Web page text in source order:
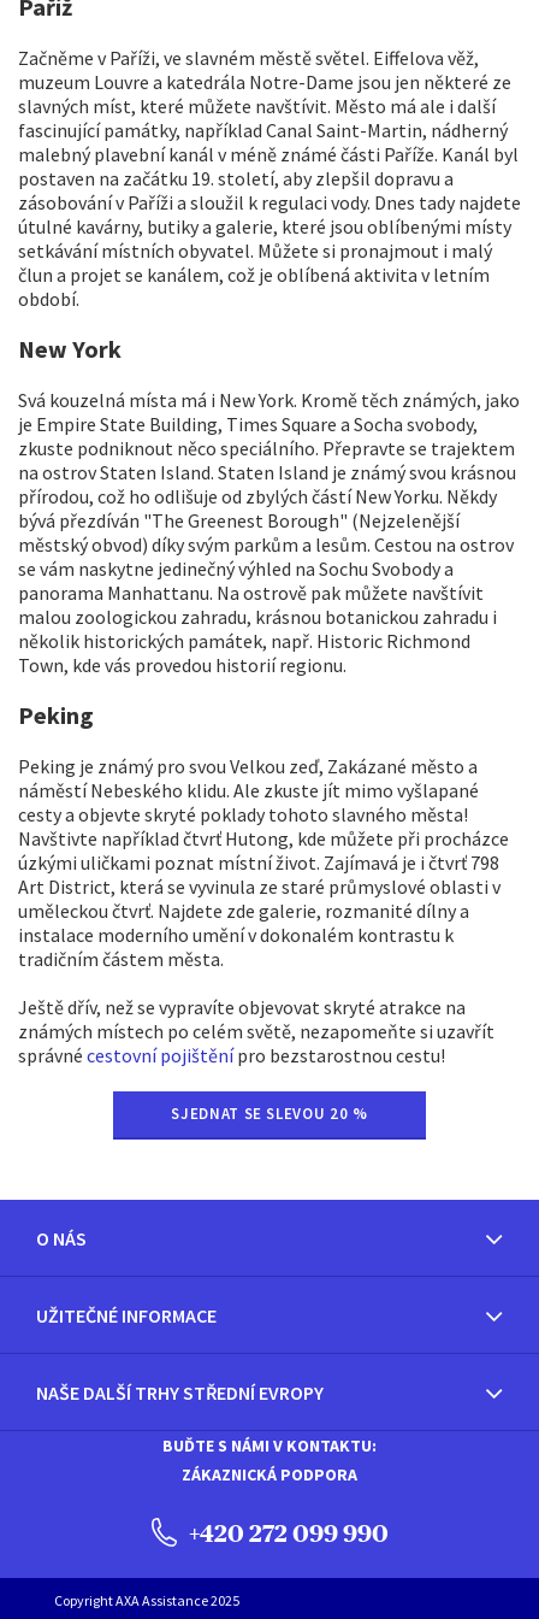
Paříž
Začněme v Paříži, ve slavném městě světel. Eiffelova věž,
muzeum Louvre a katedrála Notre-Dame jsou jen některé ze
slavných míst, které můžete navštívit. Město má ale i další
fascinující památky, například Canal Saint-Martin, nádherný
malebný plavební kanál v méně známé části Paříže. Kanál byl
postaven na začátku 19. století, aby zlepšil dopravu a
zásobování v Paříži a sloužil k regulaci vody. Dnes tady najdete
útulné kavárny, butiky a galerie, které jsou oblíbenými místy
setkávání místních obyvatel. Můžete si pronajmout i malý
člun a projet se kanálem, což je oblíbená aktivita v letním
období.
New York
Svá kouzelná místa má i New York. Kromě těch známých, jako
je Empire State Building, Times Square a Socha svobody,
zkuste podniknout něco speciálního. Přepravte se trajektem
na ostrov Staten Island. Staten Island je známý svou krásnou
přírodou, což ho odlišuje od zbylých částí New Yorku. Někdy
bývá přezdíván "The Greenest Borough" (Nejzelenější
městský obvod) díky svým parkům a lesům. Cestou na ostrov
se vám naskytne jedinečný výhled na Sochu Svobody a
panorama Manhattanu. Na ostrově pak můžete navštívit
malou zoologickou zahradu, krásnou botanickou zahradu i
několik historických památek, např. Historic Richmond
Town, kde vás provedou historií regionu.
Peking
Peking je známý pro svou Velkou zeď, Zakázané město a
náměstí Nebeského klidu. Ale zkuste jít mimo vyšlapané
cesty a objevte skryté poklady tohoto slavného města!
Navštivte například čtvrť Hutong, kde můžete při procházce
úzkými uličkami poznat místní život. Zajímavá je i čtvrť 798
Art District, která se vyvinula ze staré průmyslové oblasti v
uměleckou čtvrť. Najdete zde galerie, rozmanité dílny a
instalace moderního umění v dokonalém kontrastu k
tradičním částem města.
Ještě dřív, než se vypravíte objevovat skryté atrakce na
známých místech po celém světě, nezapomeňte si uzavřít
správné cestovní pojištěnípro bezstarostnou cestu!
SJEDNAT SE SLEVOU 20 %
O NÁS
UŽITEČNÉ INFORMACE
NAŠE DALŠÍ TRHY STŘEDNÍ EVROPY
BUĎTE S NÁMI V KONTAKTU:
ZÁKAZNICKÁ PODPORA
+420 272 099 990
Copyright AXA Assistance 2025